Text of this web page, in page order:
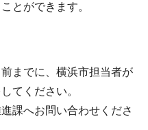
とができます。
までに、横浜市担当者が
てください。
課へお問い合わせくださ